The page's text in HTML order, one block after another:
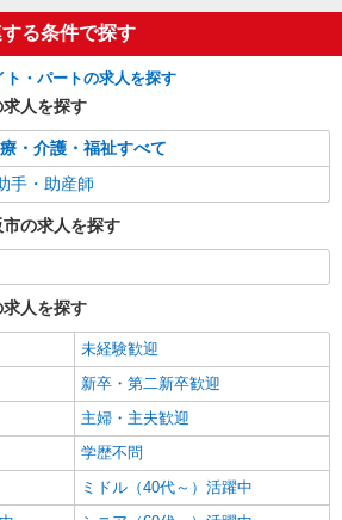
る条件で探す
・パートの求人を探す
人を探す
・介護・福祉すべて
手・助産師
の求人を探す
人を探す
未経験歓迎
新卒・第二新卒歓迎
主婦・主夫歓迎
学歴不問
ミドル（40代～）活躍中